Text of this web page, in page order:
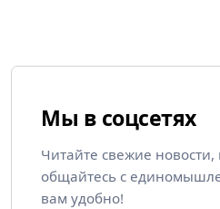
Мы в соцсетях
Читайте свежие
общайтесь с
вам удобно!